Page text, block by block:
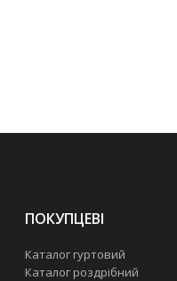
ПОКУПЦЕВІ
Каталог гуртовий
Каталог роздрібний